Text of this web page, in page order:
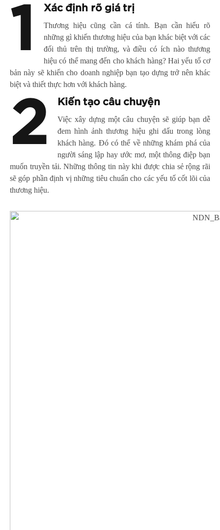
1 Xác định rõ giá trị
Thương hiệu cũng cần cá tính. Bạn cần hiểu rõ
những gì khiến thương hiệu của bạn khác biệt với các
đối thủ trên thị trường, và điều có ích nào thương
hiệu có thể mang đến cho khách hàng? Hai yếu tố cơ
bản này sẽ khiến cho doanh nghiệp bạn tạo dựng trở nên khác
biệt và thiết thực hơn với khách hàng.
2 Kiến tạo câu chuyện
Việc xây dựng một câu chuyện sẽ giúp bạn dễ
đem hình ảnh thương hiệu ghi dấu trong lòng
khách hàng. Đó có thể về những khám phá của
người sáng lập hay ước mơ, một thông điệp bạn
muốn truyền tải. Những thông tin này khi được chia sẻ rộng rãi
sẽ góp phần định vị những tiêu chuẩn cho các yếu tố cốt lõi của
thương hiệu.